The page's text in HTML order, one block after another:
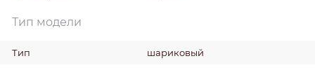
Тип модели
Тип шариковый